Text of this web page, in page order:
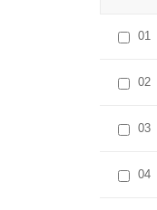
01
02
03
04